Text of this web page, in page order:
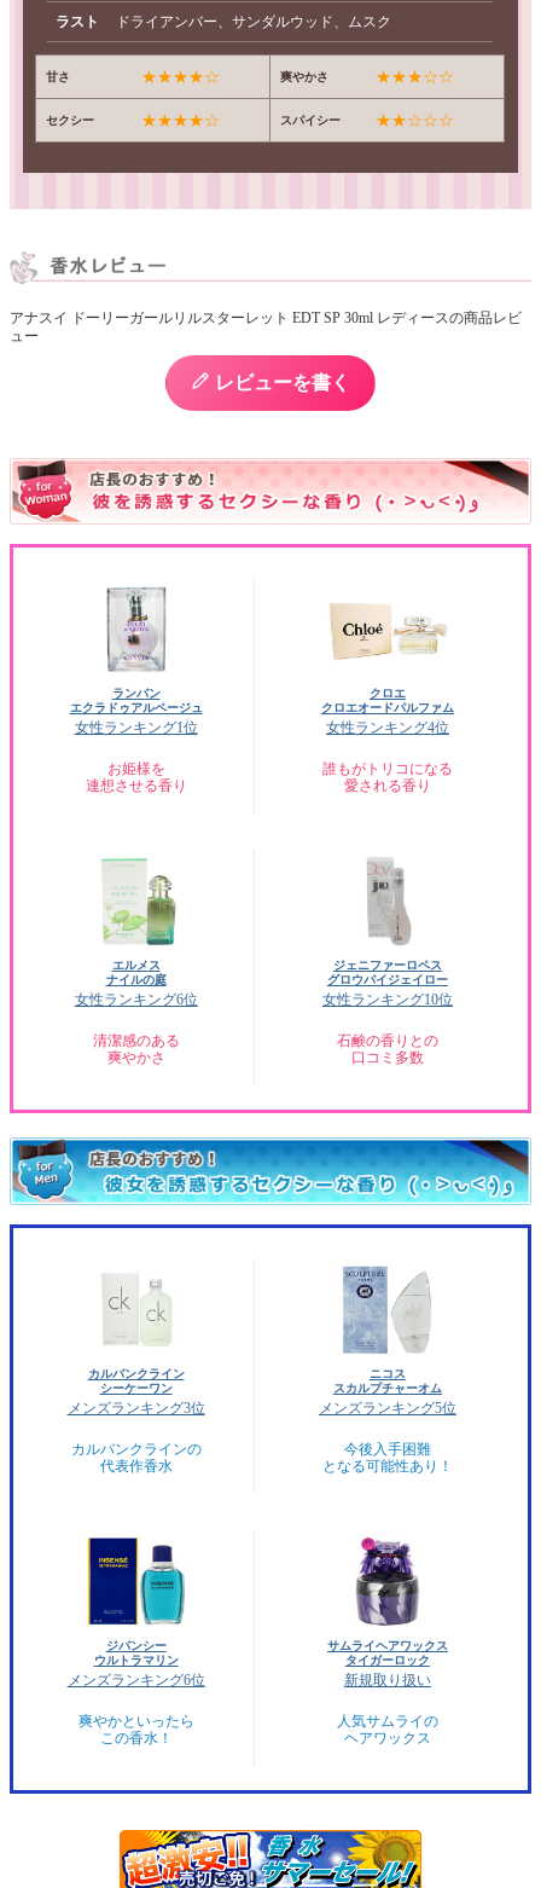
ラスト ドライアンバー、サンダルウッド、ムスク
甘さ ★★★★☆ 爽やかさ ★★★☆☆
セクシー ★★★★☆ スパイシー ★★☆☆☆
アナスイ ドーリーガールリルスターレット EDT SP 30ml レディースの商品レビ
ュー
レビューを書く
ランバン
エクラドゥアルページュ
女性ランキング1位
お姫様を
連想させる香り
クロエ
クロエオードパルファム
女性ランキング4位
誰もがトリコになる
愛される香り
エルメス
ナイルの庭
女性ランキング6位
清潔感のある
爽やかさ
ジェニファーロペス
グロウバイジェイロー
女性ランキング10位
石鹸の香りとの
口コミ多数
カルバンクライン
シーケーワン
メンズランキング3位
カルバンクラインの
代表作香水
ニコス
スカルプチャーオム
メンズランキング5位
今後入手困難
となる可能性あり！
ジバンシー
ウルトラマリン
メンズランキング6位
爽やかといったら
この香水！
サムライヘアワックス
タイガーロック
新規取り扱い
人気サムライの
ヘアワックス